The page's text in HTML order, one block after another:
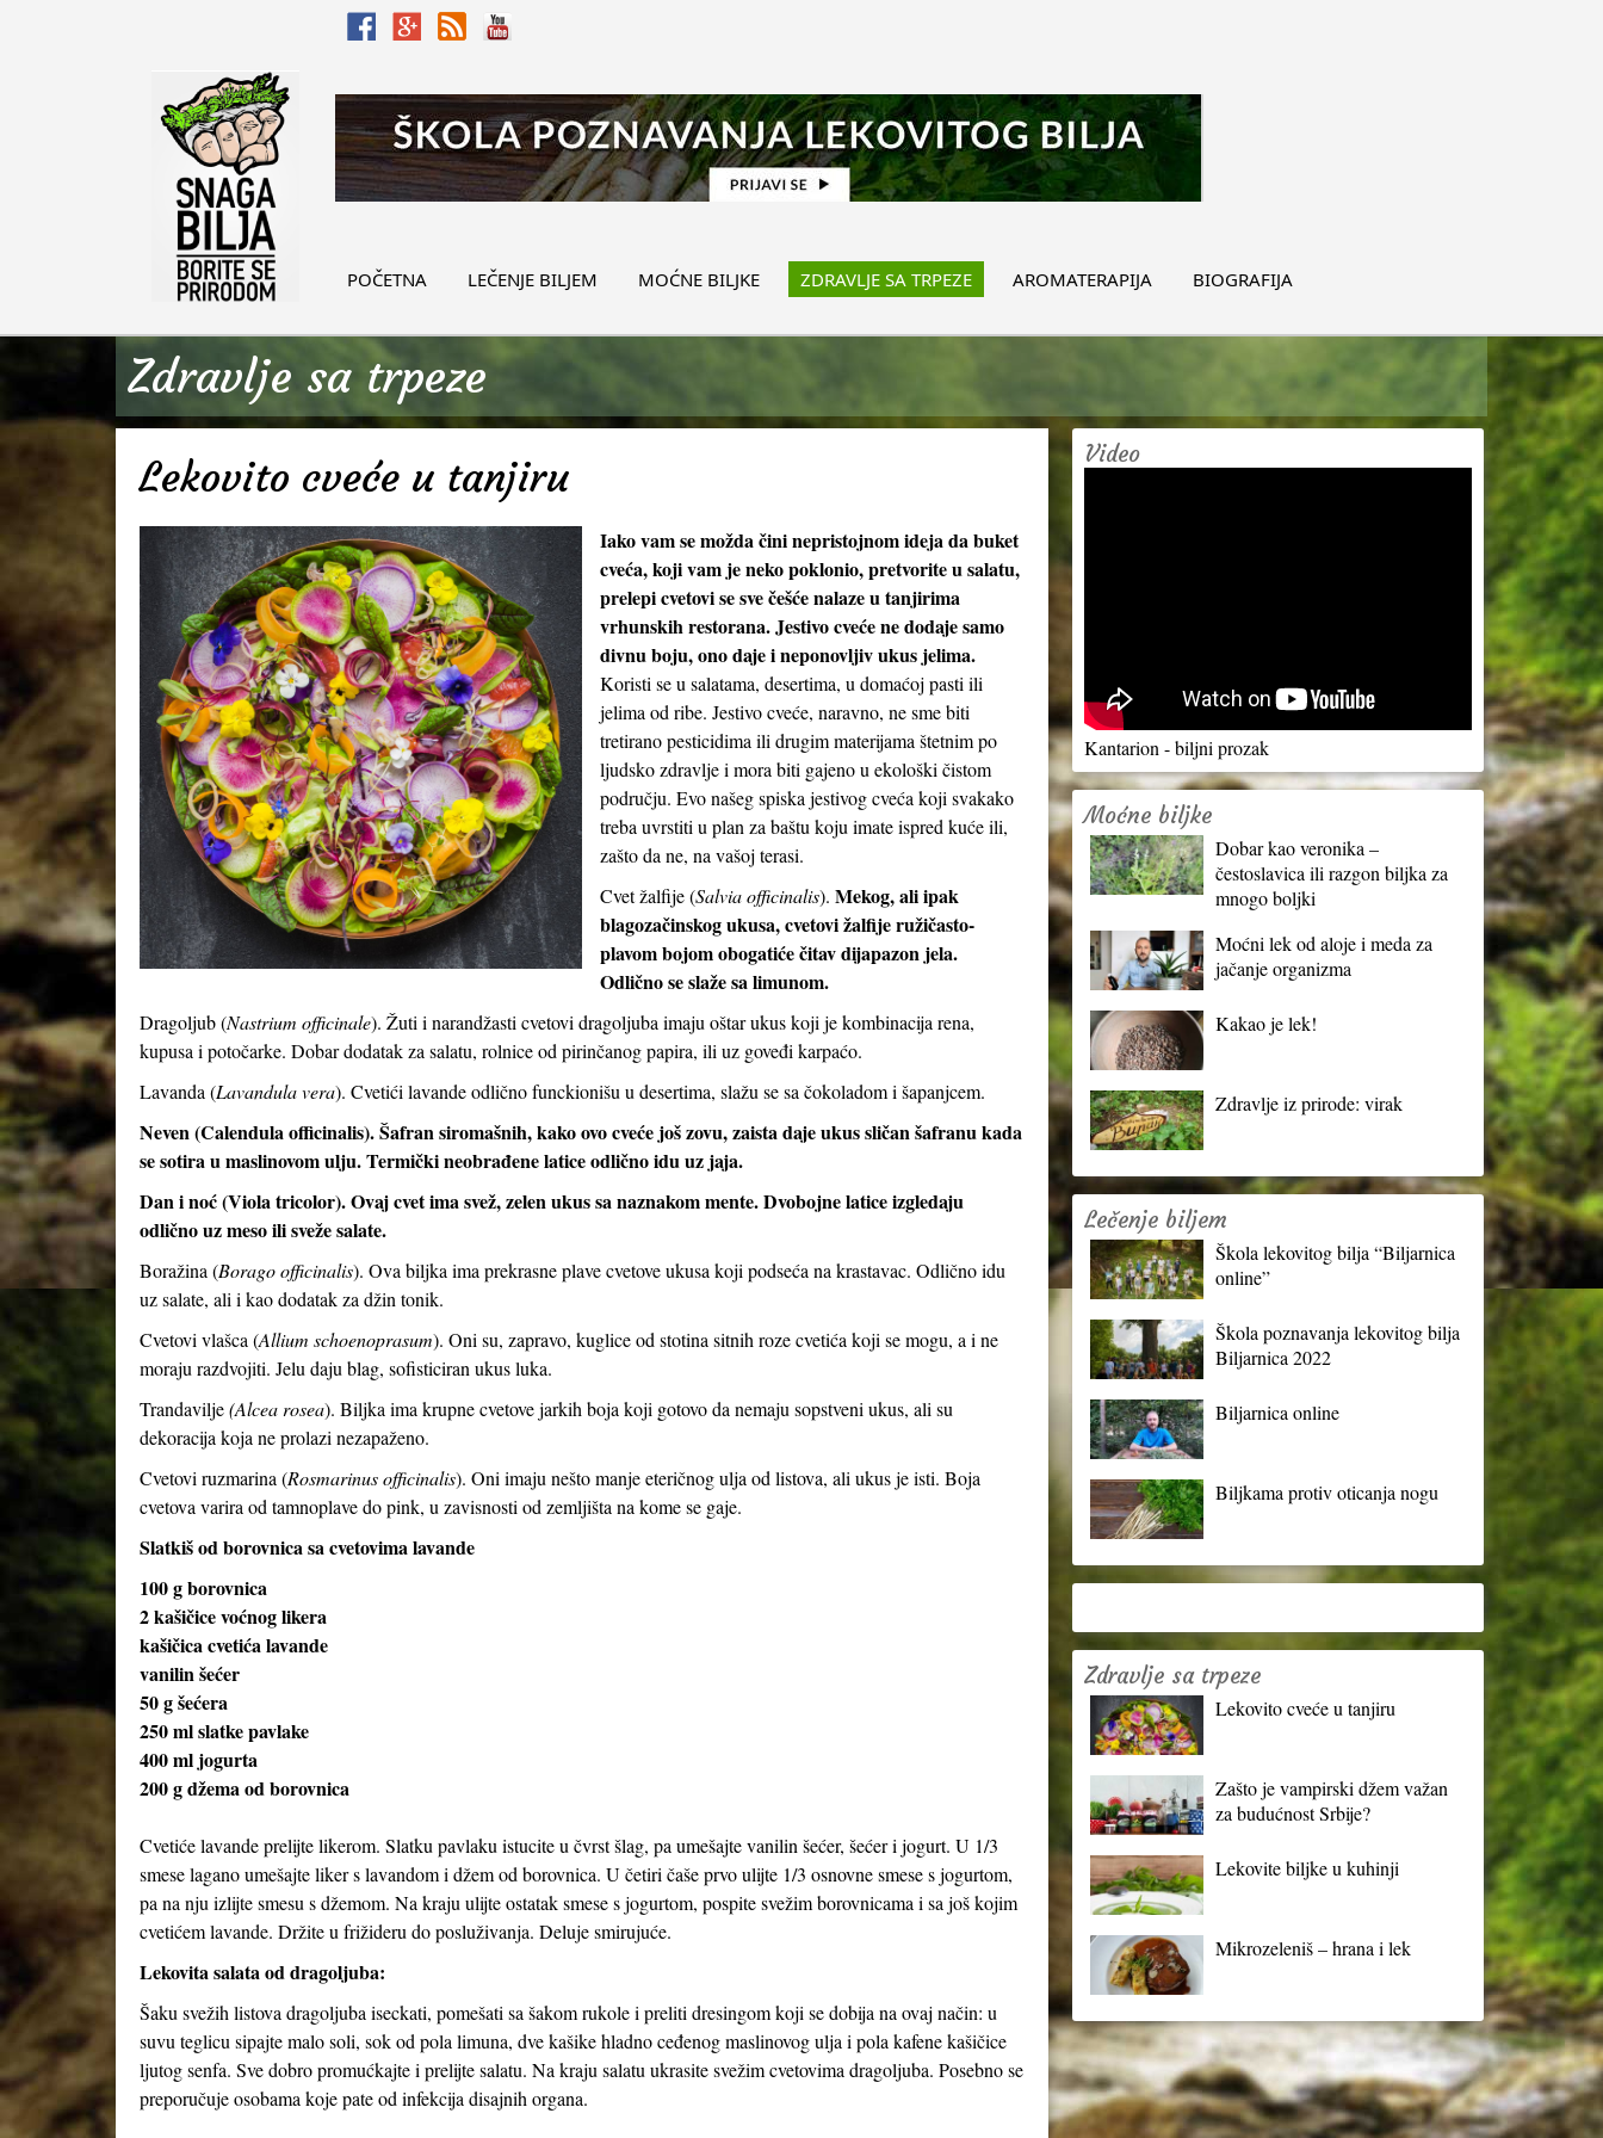
POČETNA LEČENJE BILJEM MOĆNE BILJKE ZDRAVLJE SA TRPEZE AROMATERAPIJA BIOGRAFIJA
Zdravlje sa trpeze
Lekovito cveće u tanjiru
Iako vam se možda čini nepristojnom ideja da buket
cveća, koji vam je neko poklonio, pretvorite u salatu,
prelepi cvetovi se sve češće nalaze u tanjirima
vrhunskih restorana. Jestivo cveće ne dodaje samo
divnu boju, ono daje i neponovljiv ukus jelima.
Koristi se u salatama, desertima, u domaćoj pasti ili
jelima od ribe. Jestivo cveće, naravno, ne sme biti
tretirano pesticidima ili drugim materijama štetnim po
ljudsko zdravlje i mora biti gajeno u ekološki čistom
području. Evo našeg spiska jestivog cveća koji svakako
treba uvrstiti u plan za baštu koju imate ispred kuće ili,
zašto da ne, na vašoj terasi.
Cvet žalfije (Salvia officinalis). Mekog, ali ipak
blagozačinskog ukusa, cvetovi žalfije ružičasto-
plavom bojom obogatiće čitav dijapazon jela.
Odlično se slaže sa limunom.
Dragoljub (Nastrium officinale). Žuti i narandžasti cvetovi dragoljuba imaju oštar ukus koji je kombinacija rena,
kupusa i potočarke. Dobar dodatak za salatu, rolnice od pirinčanog papira, ili uz goveđi karpaćo.
Lavanda (Lavandula vera). Cvetići lavande odlično funckionišu u desertima, slažu se sa čokoladom i šapanjcem.
Neven (Calendula officinalis). Šafran siromašnih, kako ovo cveće još zovu, zaista daje ukus sličan šafranu kada
se sotira u maslinovom ulju. Termički neobrađene latice odlično idu uz jaja.
Dan i noć (Viola tricolor). Ovaj cvet ima svež, zelen ukus sa naznakom mente. Dvobojne latice izgledaju
odlično uz meso ili sveže salate.
Boražina (Borago officinalis). Ova biljka ima prekrasne plave cvetove ukusa koji podseća na krastavac. Odlično idu
uz salate, ali i kao dodatak za džin tonik.
Cvetovi vlašca (Allium schoenoprasum). Oni su, zapravo, kuglice od stotina sitnih roze cvetića koji se mogu, a i ne
moraju razdvojiti. Jelu daju blag, sofisticiran ukus luka.
Trandavilje(Alcea rosea). Biljka ima krupne cvetove jarkih boja koji gotovo da nemaju sopstveni ukus, ali su
dekoracija koja ne prolazi nezapaženo.
Cvetovi ruzmarina (Rosmarinus officinalis). Oni imaju nešto manje eteričnog ulja od listova, ali ukus je isti. Boja
cvetova varira od tamnoplave do pink, u zavisnosti od zemljišta na kome se gaje.
Slatkiš od borovnica sa cvetovima lavande
100 g borovnica
2 kašičice voćnog likera
kašičica cvetića lavande
vanilin šećer
50 g šećera
250 ml slatke pavlake
400 ml jogurta
200 g džema od borovnica
Cvetiće lavande prelijte likerom. Slatku pavlaku istucite u čvrst šlag, pa umešajte vanilin šećer, šećer i jogurt. U 1/3
smese lagano umešajte liker s lavandom i džem od borovnica. U četiri čaše prvo ulijte 1/3 osnovne smese s jogurtom,
pa na nju izlijte smesu s džemom. Na kraju ulijte ostatak smese s jogurtom, pospite svežim borovnicama i sa još kojim
cvetićem lavande. Držite u frižideru do posluživanja. Deluje smirujuće.
Lekovita salata od dragoljuba:
Šaku svežih listova dragoljuba iseckati, pomešati sa šakom rukole i preliti dresingom koji se dobija na ovaj način: u
suvu teglicu sipajte malo soli, sok od pola limuna, dve kašike hladno ceđenog maslinovog ulja i pola kafene kašičice
ljutog senfa. Sve dobro promućkajte i prelijte salatu. Na kraju salatu ukrasite svežim cvetovima dragoljuba. Posebno se
preporučuje osobama koje pate od infekcija disajnih organa.
Video
Kantarion - biljni prozak
Moćne biljke
Dobar kao veronika –
čestoslavica ili razgon biljka za
mnogo boljki
Moćni lek od aloje i meda za
jačanje organizma
Kakao je lek!
Zdravlje iz prirode: virak
Lečenje biljem
Škola lekovitog bilja “Biljarnica
online”
Škola poznavanja lekovitog bilja
Biljarnica 2022
Biljarnica online
Biljkama protiv oticanja nogu
Zdravlje sa trpeze
Lekovito cveće u tanjiru
Zašto je vampirski džem važan
za budućnost Srbije?
Lekovite biljke u kuhinji
Mikrozeleniš – hrana i lek